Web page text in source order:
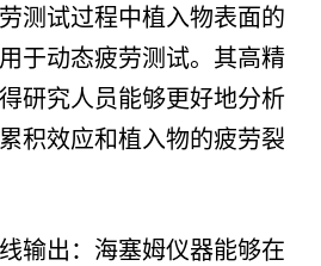
测试过程中植入物表面的
于动态疲劳测试。其高精
研究人员能够更好地分析
积效应和植入物的疲劳裂
输出：海塞姆仪器能够在